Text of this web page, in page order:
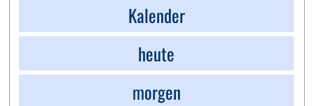
Kalender
heute
morgen